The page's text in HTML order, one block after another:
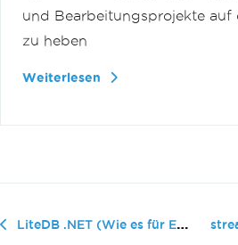
und Bearbeitungsprojekte auf
zu heben
Weiterlesen
LiteDB .NET (Wie es für Entwickler funktioniert)